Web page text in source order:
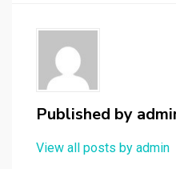
Published by
View all posts by admin